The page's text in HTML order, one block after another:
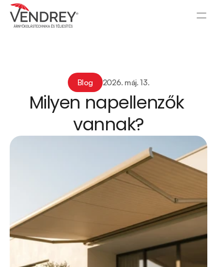
Blog 2026. máj. 13.
Milyen napellenzők
vannak?